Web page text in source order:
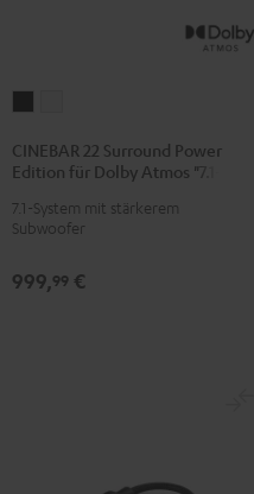
Surround
Edition
Dolby
Surround
Edition
Dolby
CINEBAR 22 Surround Power
Edition für Dolby Atmos "7.1-Set"
7.1-System mit stärkerem
Subwoofer
999,99 €